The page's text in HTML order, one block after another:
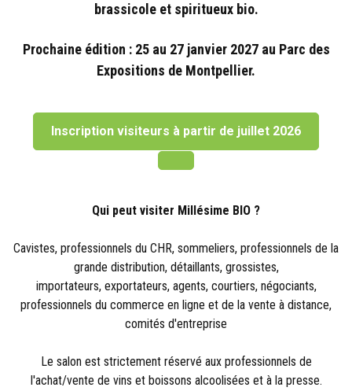
brassicole et spiritueux bio.
Prochaine édition : 25 au 27 janvier 2027 au Parc des
Expositions de Montpellier.
Inscription visiteurs à partir de juillet 2026
Qui peut visiter Millésime BIO ?
Cavistes, professionnels du CHR, sommeliers, professionnels de la
grande distribution, détaillants, grossistes,
importateurs, exportateurs, agents, courtiers, négociants,
professionnels du commerce en ligne et de la vente à distance,
comités d'entreprise
Le salon est strictement réservé aux professionnels de
l'achat/vente de vins et boissons alcoolisées et à la presse.